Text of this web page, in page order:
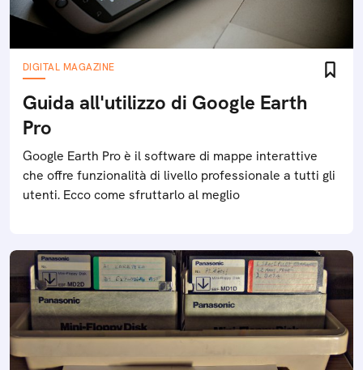
DIGITAL MAGAZINE
Guida all'utilizzo di Google Earth
Pro
Google Earth Pro è il software di mappe interattive
che offre funzionalità di livello professionale a tutti gli
utenti. Ecco come sfruttarlo al meglio